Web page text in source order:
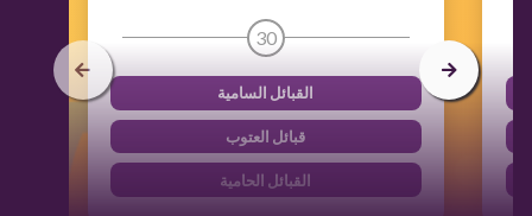
30
القبائل السامية
قبائل العتوب
القبائل الحامية